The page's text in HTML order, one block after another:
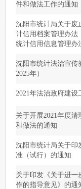
件和做法工作的通知
沈阳市统计局关于废
计信用档案管理办法
统计信用信息管理办
沈阳市统计法治宣传
2025年）
2021年法治政府建设
关于开展2021年度
和做法的通知
沈阳市统计局关于印
准（试行）的通知
关于印发《关于进一
作的指导意见》的通